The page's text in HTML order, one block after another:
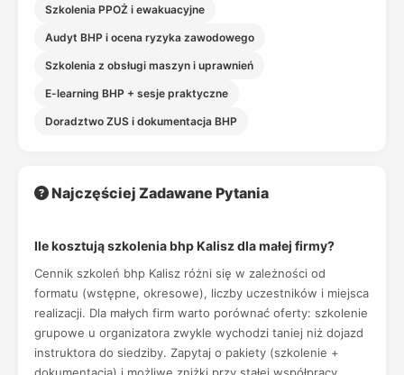
Szkolenia PPOŻ i ewakuacyjne
Audyt BHP i ocena ryzyka zawodowego
Szkolenia z obsługi maszyn i uprawnień
E-learning BHP + sesje praktyczne
Doradztwo ZUS i dokumentacja BHP
Najczęściej Zadawane Pytania
Ile kosztują szkolenia bhp Kalisz dla małej firmy?
Cennik szkoleń bhp Kalisz różni się w zależności od
formatu (wstępne, okresowe), liczby uczestników i miejsca
realizacji. Dla małych firm warto porównać oferty: szkolenie
grupowe u organizatora zwykle wychodzi taniej niż dojazd
instruktora do siedziby. Zapytaj o pakiety (szkolenie +